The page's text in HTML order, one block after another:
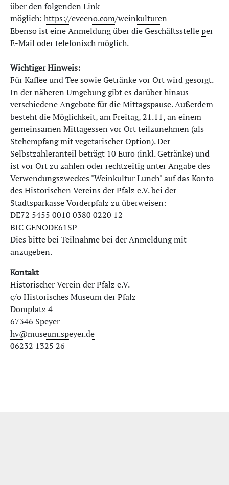
über den folgenden Link
möglich: https://eveeno.com/weinkulturen
Ebenso ist eine Anmeldung über die Geschäftsstelleper
E-Mail oder telefonisch möglich.
Wichtiger Hinweis:
Für Kaffee und Tee sowie Getränke vor Ort wird gesorgt.
In der näheren Umgebung gibt es darüber hinaus
verschiedene Angebote für die Mittagspause. Außerdem
besteht die Möglichkeit, am Freitag, 21.11, an einem
gemeinsamen Mittagessen vor Ort teilzunehmen (als
Stehempfang mit vegetarischer Option). Der
Selbstzahleranteil beträgt 10 Euro (inkl. Getränke) und
ist vor Ort zu zahlen oder rechtzeitig unter Angabe des
Verwendungszweckes "Weinkultur Lunch" auf das Konto
des Historischen Vereins der Pfalz e.V. bei der
Stadtsparkasse Vorderpfalz zu überweisen:
DE72 5455 0010 0380 0220 12
BIC GENODE61SP
Dies bitte bei Teilnahme bei der Anmeldung mit
anzugeben.
Kontakt
Historischer Verein der Pfalz e.V.
c/o Historisches Museum der Pfalz
Domplatz 4
67346 Speyer
hv@museum.speyer.de
06232 1325 26